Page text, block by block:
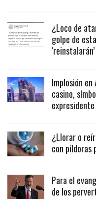
¿Loco de
golpe de
Implosión
casino,
expresidente
¿Llorar o
con píldoras
Para el
de los